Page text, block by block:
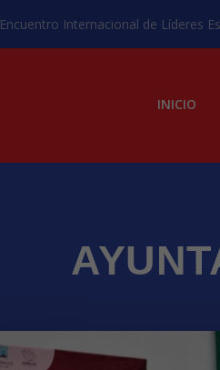
Encuentro Internacional de Líderes
INICIO